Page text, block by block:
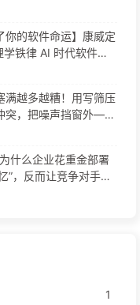
你的软件命运】康威定
铁律 AI 时代软件工
满越多越糟！用写筛压
突，把噪声挡窗外——
什么企业花重金部署
”，反而让竞争对手实
1